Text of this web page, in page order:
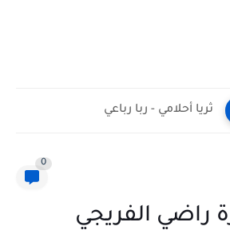
ثريا أحلامي - ربا رباعي
0
راضي الفريجي